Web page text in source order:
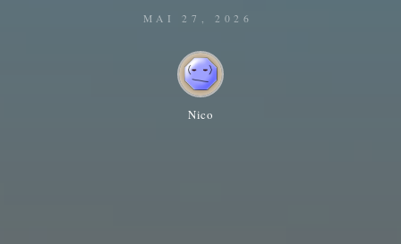
MAI 27, 2026
Nico